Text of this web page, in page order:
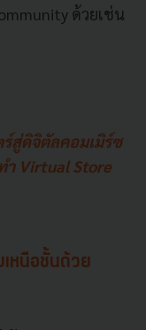
ด้วยเช่น
สู่ดิจิตัลคอมเมิร์ซ
ำ Virtual Store
เหนือชั้นด้วย